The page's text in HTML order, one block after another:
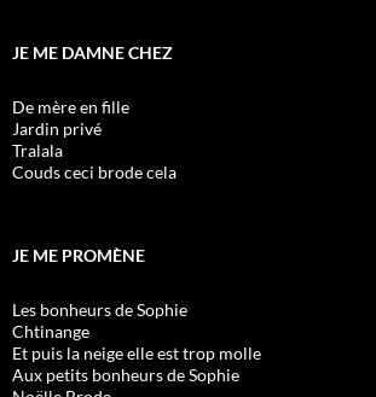
JE ME DAMNE CHEZ
De mère en fille
Jardin privé
Tralala
Couds ceci brode cela
JE ME PROMÈNE
Les bonheurs de Sophie
Chtinange
Et puis la neige elle est trop molle
Aux petits bonheurs de Sophie